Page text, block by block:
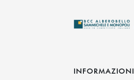
INFORMAZIONI